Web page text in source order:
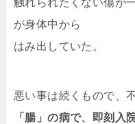
触れられたくない傷が
が身体中から
はみ出していた。
悪い事は続くもので、
「腸」の病で、即刻入